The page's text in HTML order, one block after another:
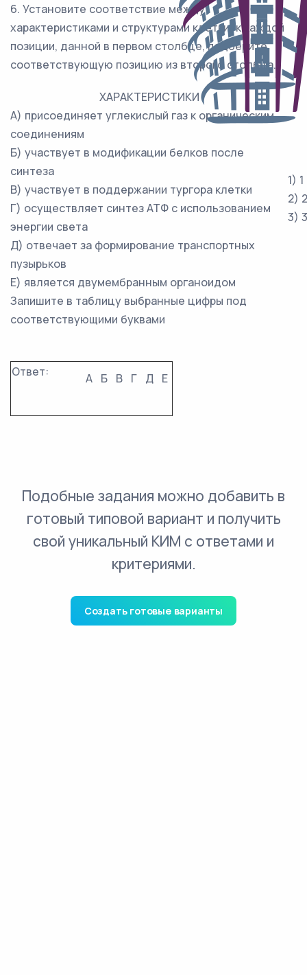
6. Установите соответствие между
характеристиками и структурами клетки: к каждой
позиции, данной в первом столбце, подберите
соответствующую позицию из второго столбца.
ХАРАКТЕРИСТИКИ
А) присоединяет углекислый газ к органическим
соединениям
Б) участвует в модификации белков после
синтеза
В) участвует в поддержании тургора клетки
Г) осуществляет синтез АТФ с использованием
энергии света
Д) отвечает за формирование транспортных
пузырьков
Е) является двумембранным органоидом
1) 1
2) 2
3) 3
Запишите в таблицу выбранные цифры под
соответствующими буквами
Ответ: А Б В Г Д Е
Подобные задания можно добавить в
готовый типовой вариант и получить
свой уникальный КИМ с ответами и
критериями.
Создать готовые варианты